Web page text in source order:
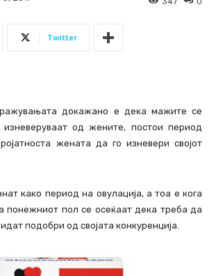
Twitter
докажано е дека мажите се
од жените, постои период
жената да го изневери својот
како период на овулација, а тоа е кога
понежниот пол се осеќаат дека треба да
подобри од својата конкуренција.